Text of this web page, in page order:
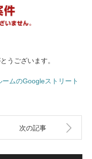
うございます。
ムのGoogleストリート
次の記事